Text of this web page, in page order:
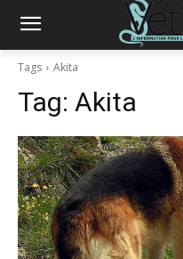
Tags Akita
Tag: Akita